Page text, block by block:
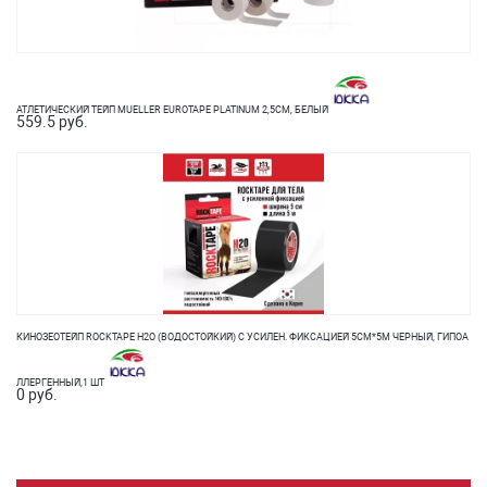
АТЛЕТИЧЕСКИЙ ТЕЙП MUELLER EUROTAPE PLATINUM 2,5СМ, БЕЛЫЙ
559.5 руб.
КИНОЗЕОТЕЙП ROCKTAPE Н2О (ВОДОСТОЙКИЙ) С УСИЛЕН. ФИКСАЦИЕЙ 5СМ*5М ЧЕРНЫЙ, ГИПОА
ЛЛЕРГЕННЫЙ,1 ШТ
0 руб.